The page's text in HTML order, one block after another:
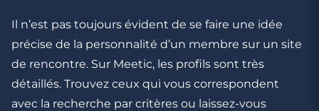
Il n’est pas toujours évident de se faire une idée
précise de la personnalité d’un membre sur un site
de rencontre. Sur Meetic, les profils sont très
détaillés. Trouvez ceux qui vous correspondent
avec la recherche par critères ou laissez-vous